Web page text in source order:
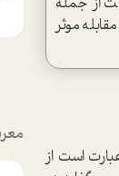
موثر
است از